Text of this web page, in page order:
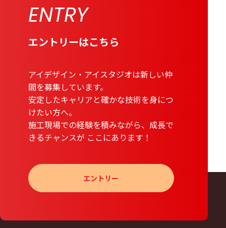
ENTRY
エントリーはこちら
アイデザイン・アイスタジオは新しい仲
間を募集しています。
安定したキャリアと確かな技術を身につ
けたい方へ。
施工現場での経験を積みながら、成長で
きるチャンスが ここにあります！
エントリー